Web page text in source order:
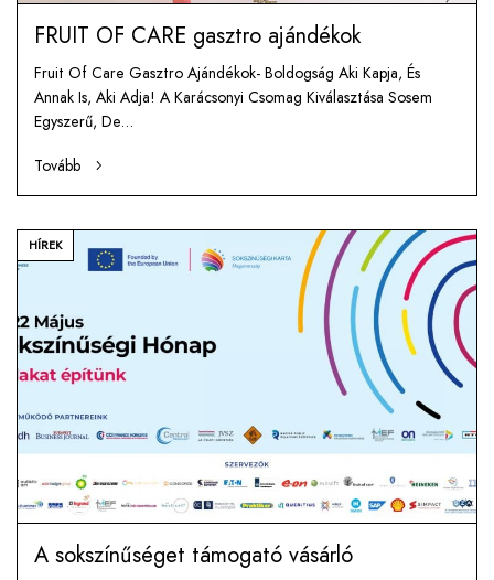
FRUIT OF CARE gasztro ajándékok
Fruit Of Care Gasztro Ajándékok- Boldogság Aki Kapja, És
Annak Is, Aki Adja! A Karácsonyi Csomag Kiválasztása Sosem
Egyszerű, De…
Tovább
HÍREK
A sokszínűséget támogató vásárló